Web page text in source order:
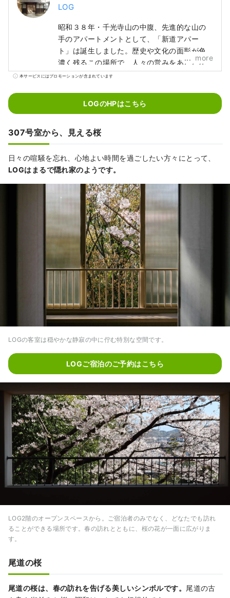
LOG
昭和３８年・千光寺山の中腹、先進的な山の
手のアパートメントとして、「新道アパー
ト」は誕生しました。歴史や文化の面影が色
濃く残るこの場所で、人々の営みをあたたか
く見つめてきたアパートメントは、その温も
尾道 山の手にあかりを灯します。 LOGは、こ
交差する場所。千光寺へ続く坂の途中、尾道
のまちを見渡す旅の宿として、カフェや庭を
自由に楽しめる公園として、朝から日暮れま
で思い思いにお過ごしください。 暦に沿って
く。 日々の暮らしの中でできることを、自分
たちの手でやってみる。 LOGはそんな暮らし
の豊かさを探る場所でありプロジェクトで
す。 Praxis・・・ また、それを繰り返すこと
その検証を自らの手で行うことにより、 もの
づくりにエネルギーをもたらす。 この取り組
み方こそが、プロジェクトの最も大事な要
素。 Lantern Onomichi Garden・・・ 夜はラ
ンタンのような柔らかなあかりを灯し、まち
を優しくてらします。 ここは、まちのオアシ
スであり、集いの場です。
more
本サービスにはプロモーションが含まれています
LOGのHPはこちら
307号室から、見える桜
日々の喧騒を忘れ、心地よい時間を過ごしたい方々にとって、
LOGはまるで隠れ家のようです。
LOGの客室は穏やかな静寂の中に佇む特別な空間です。
LOGご宿泊のご予約はこちら
LOG2階のオープンスペースから。ご宿泊者のみでなく、どなたでも訪れ
ることができる場所です。春の訪れとともに、桜の花が一面に広がりま
す。
尾道の桜
尾道の桜は、春の訪れを告げる美しいシンボルです。 尾道の古